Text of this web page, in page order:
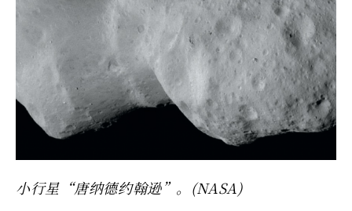
小行星“唐纳德约翰逊”。(NASA)